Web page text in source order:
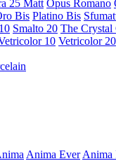
25 Matt Opus Romano
Bis Platino Bis
Smalto 20 The Crystal
10 Vetricolor 20
Anima Ever Anima